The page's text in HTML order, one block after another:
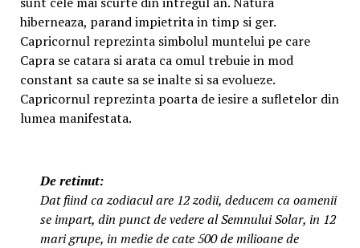
hiberneaza, parand impietrita in timp si ger.
Capricornul reprezinta simbolul muntelui pe care
Capra se catara si arata ca omul trebuie in mod
constant sa caute sa se inalte si sa evolueze.
Capricornul reprezinta poarta de iesire a sufletelor din
lumea manifestata.
De retinut:
Dat fiind ca zodiacul are 12 zodii, deducem ca oamenii
se impart, din punct de vedere al Semnului Solar, in 12
mari grupe, in medie de cate 500 de milioane de